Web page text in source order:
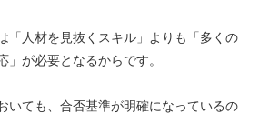
「人材を見抜くスキル」よりも「多くの
」が必要となるからです。
いても、合否基準が明確になっているの